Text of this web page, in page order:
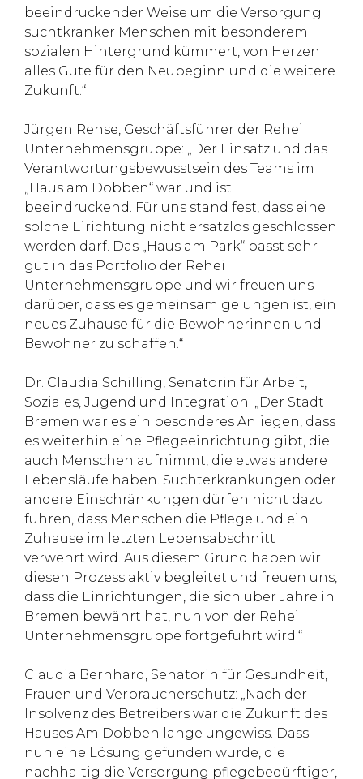
beeindruckender Weise um die Versorgung
suchtkranker Menschen mit besonderem
sozialen Hintergrund kümmert, von Herzen
alles Gute für den Neubeginn und die weitere
Zukunft.“
Jürgen Rehse, Geschäftsführer der Rehei
Unternehmensgruppe: „Der Einsatz und das
Verantwortungsbewusstsein des Teams im
„Haus am Dobben“ war und ist
beeindruckend. Für uns stand fest, dass eine
solche Eirichtung nicht ersatzlos geschlossen
werden darf. Das „Haus am Park“ passt sehr
gut in das Portfolio der Rehei
Unternehmensgruppe und wir freuen uns
darüber, dass es gemeinsam gelungen ist, ein
neues Zuhause für die Bewohnerinnen und
Bewohner zu schaffen.“
Dr. Claudia Schilling, Senatorin für Arbeit,
Soziales, Jugend und Integration: „Der Stadt
Bremen war es ein besonderes Anliegen, dass
es weiterhin eine Pflegeeinrichtung gibt, die
auch Menschen aufnimmt, die etwas andere
Lebensläufe haben. Suchterkrankungen oder
andere Einschränkungen dürfen nicht dazu
führen, dass Menschen die Pflege und ein
Zuhause im letzten Lebensabschnitt
verwehrt wird. Aus diesem Grund haben wir
diesen Prozess aktiv begleitet und freuen uns,
dass die Einrichtungen, die sich über Jahre in
Bremen bewährt hat, nun von der Rehei
Unternehmensgruppe fortgeführt wird.“
Claudia Bernhard, Senatorin für Gesundheit,
Frauen und Verbraucherschutz: „Nach der
Insolvenz des Betreibers war die Zukunft des
Hauses Am Dobben lange ungewiss. Dass
nun eine Lösung gefunden wurde, die
nachhaltig die Versorgung pflegebedürftiger,